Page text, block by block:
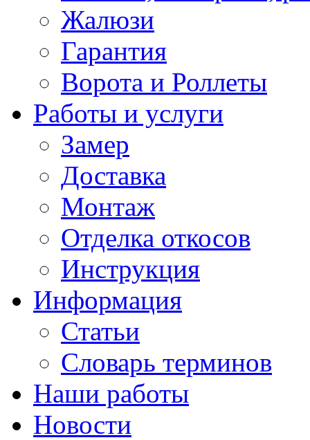
Жалюзи
Гарантия
Ворота и Роллеты
Работы и услуги
Замер
Доставка
Монтаж
Отделка откосов
Инструкция
Информация
Статьи
Словарь терминов
Наши работы
Новости